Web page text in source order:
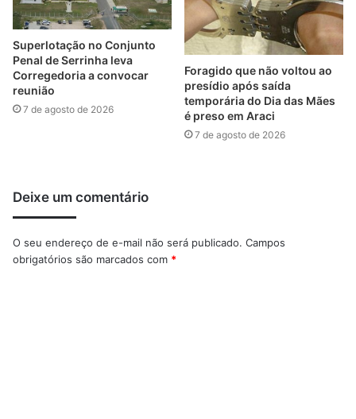
Superlotação no Conjunto
Penal de Serrinha leva
Corregedoria a convocar
reunião
7 de agosto de 2026
Foragido que não voltou ao
presídio após saída
temporária do Dia das Mães
é preso em Araci
7 de agosto de 2026
Deixe um comentário
O seu endereço de e-mail não será publicado. Campos
obrigatórios são marcados com *